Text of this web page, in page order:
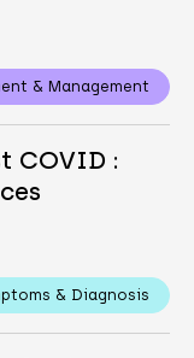
& Management
COVID :
& Diagnosis